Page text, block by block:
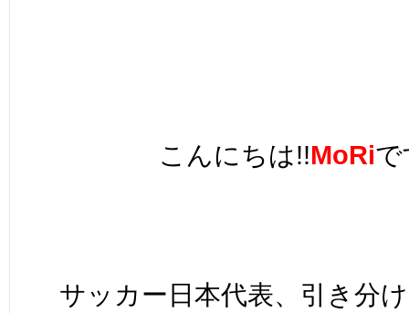
こんにちは!!MoRiで
サッカー日本代表、引き分